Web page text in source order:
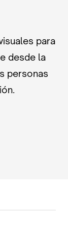
para
desde la
personas